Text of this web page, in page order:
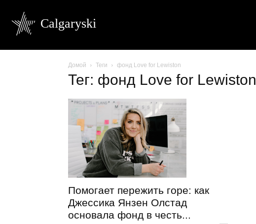
Calgaryski
Домой Теги фонд Love for Lewiston
Тег: фонд Love for Lewiston
Помогает пережить горе: как
Джессика Янзен Олстад
основала фонд в честь...